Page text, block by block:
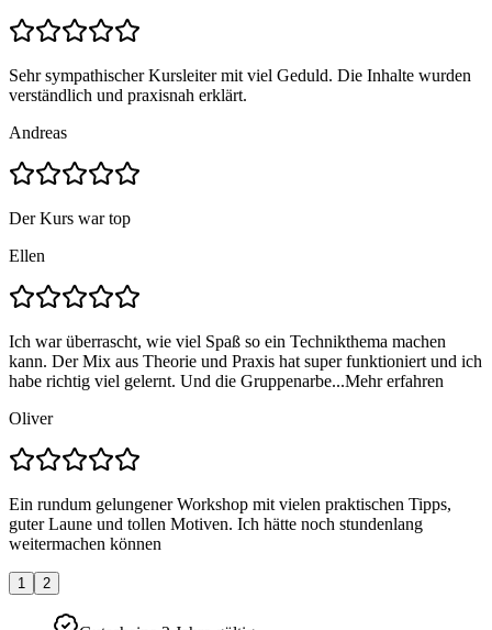
Sehr sympathischer Kursleiter mit viel Geduld. Die Inhalte wurden
verständlich und praxisnah erklärt.
Andreas
Der Kurs war top
Ellen
Ich war überrascht, wie viel Spaß so ein Technikthema machen
kann. Der Mix aus Theorie und Praxis hat super funktioniert und ich
habe richtig viel gelernt. Und die Gruppenarbe...Mehr erfahren
Oliver
Ein rundum gelungener Workshop mit vielen praktischen Tipps,
guter Laune und tollen Motiven. Ich hätte noch stundenlang
weitermachen können
1 2